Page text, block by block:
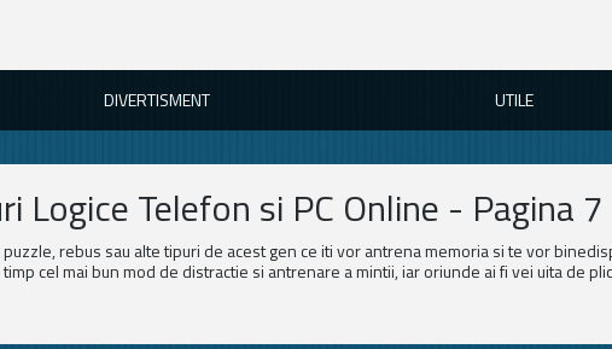
DIVERTISMENT UTILE
Logice Telefon si PC Online - Pagina 7
rebus sau alte tipuri de acest gen ce iti vor antrena memoria si te vor
timp cel mai bun mod de distractie si antrenare a mintii, iar oriunde ai fi vei uita de